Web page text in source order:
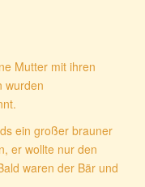
Mutter mit ihren
wurden
ein großer brauner
er wollte nur den
waren der Bär und